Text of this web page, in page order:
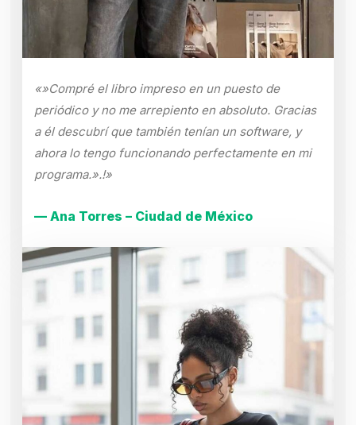
«»Compré el libro impreso en un puesto de
periódico y no me arrepiento en absoluto. Gracias
a él descubrí que también tenían un software, y
ahora lo tengo funcionando perfectamente en mi
programa.».!»
— Ana Torres – Ciudad de México